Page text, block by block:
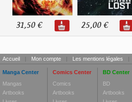
31,50 € 25,00 €
Accueil | Mon compte | Les mentions légales |
Manga Center
Mangas
Artbooks
Comics Center
Comics
Artbooks
BD Center
BD
Artbooks